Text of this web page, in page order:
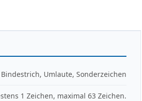
Umlaute, Sonderzeichen
1 Zeichen, maximal 63 Zeichen.